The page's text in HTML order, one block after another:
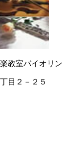
教室バイオリ
目２－２５